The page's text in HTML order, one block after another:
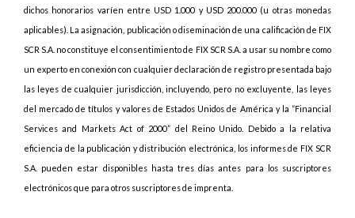
dichos honorarios varíen entre USD 1.000 y USD 200.000 (u otras monedas
aplicables). La asignación, publicación o diseminación de una calificación de FIX
SCR S.A. no constituye el consentimiento de FIX SCR S.A. a usar su nombre como
un experto en conexión con cualquier declaración de registro presentada bajo
las leyes de cualquier jurisdicción, incluyendo, pero no excluyente, las leyes
del mercado de títulos y valores de Estados Unidos de América y la “Financial
Services and Markets Act of 2000” del Reino Unido. Debido a la relativa
eficiencia de la publicación y distribución electrónica, los informes de FIX SCR
S.A. pueden estar disponibles hasta tres días antes para los suscriptores
electrónicos que para otros suscriptores de imprenta.